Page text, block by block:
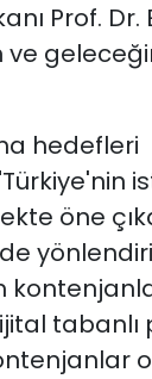
Prof. Dr.
hedefleri
öne